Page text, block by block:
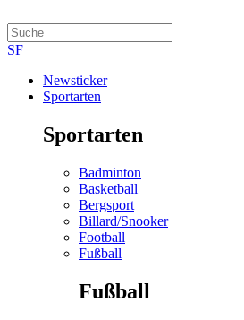
SF
Newsticker
Sportarten
Sportarten
Badminton
Basketball
Bergsport
Billard/Snooker
Football
Fußball
Fußball